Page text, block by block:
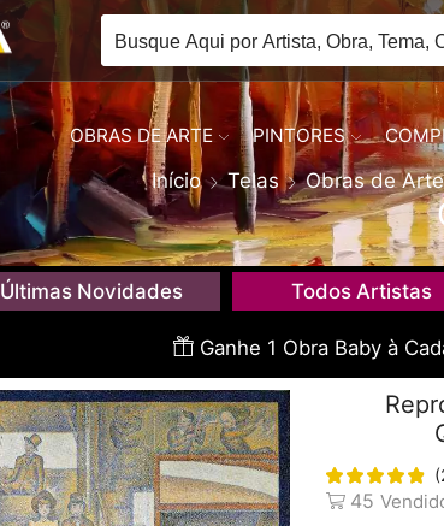
OBRAS DE ARTE PINTORES
Início Telas Obras de Arte
Últimas Novidades Todos Artistas
Ganhe 1 Obra Baby à
(
45